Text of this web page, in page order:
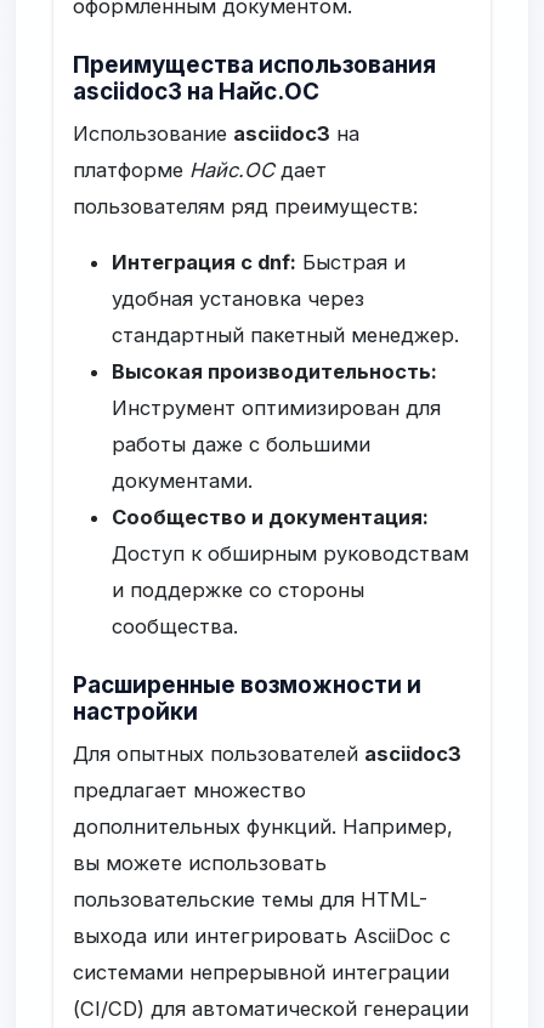
оформленным документом.
Преимущества использования
asciidoc3 на Найс.ОС
Использование asciidoc3 на
платформе Найс.ОСдает
пользователям ряд преимуществ:
Интеграция с dnf: Быстрая и
удобная установка через
стандартный пакетный менеджер.
Высокая производительность:
Инструмент оптимизирован для
работы даже с большими
документами.
Сообщество и документация:
Доступ к обширным руководствам
и поддержке со стороны
сообщества.
Расширенные возможности и
настройки
Для опытных пользователей asciidoc3
предлагает множество
дополнительных функций. Например,
вы можете использовать
пользовательские темы для HTML-
выхода или интегрировать AsciiDoc с
системами непрерывной интеграции
(CI/CD) для автоматической генерации